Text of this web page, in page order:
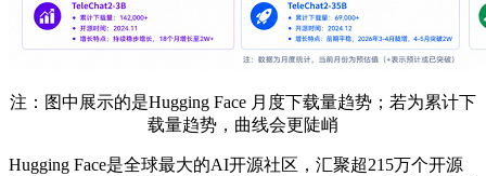
注：图中展示的是Hugging Face 月度下载量趋势；若为累计下
载量趋势，曲线会更陡峭
Hugging Face是全球最大的AI开源社区，汇聚超215万个开源